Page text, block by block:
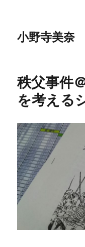
小野寺美奈
秩父事件
を考える